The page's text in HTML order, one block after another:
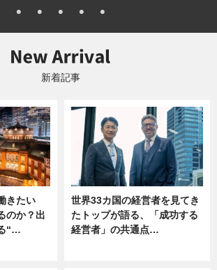
新着記事
きたい
のか？出
“…
世界33カ国の経営者を見てき
たトップが語る、「成功する
経営者」の共通点…